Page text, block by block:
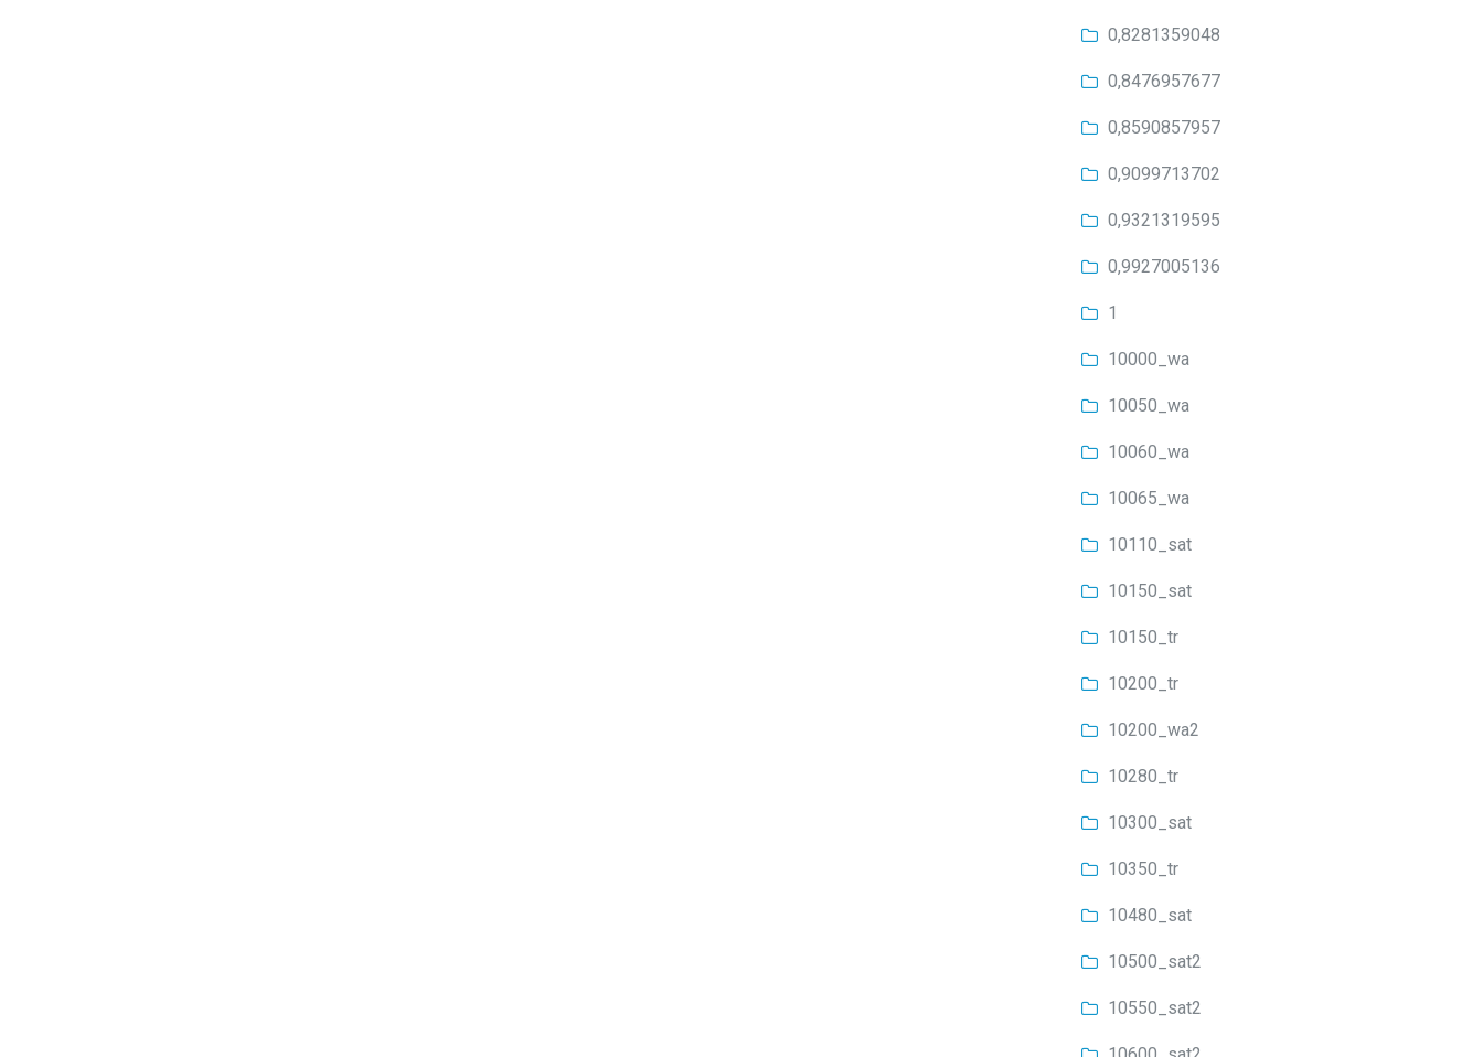
0,8281359048
0,8476957677
0,8590857957
0,9099713702
0,9321319595
0,9927005136
1
10000_wa
10050_wa
10060_wa
10065_wa
10110_sat
10150_sat
10150_tr
10200_tr
10200_wa2
10280_tr
10300_sat
10350_tr
10480_sat
10500_sat2
10550_sat2